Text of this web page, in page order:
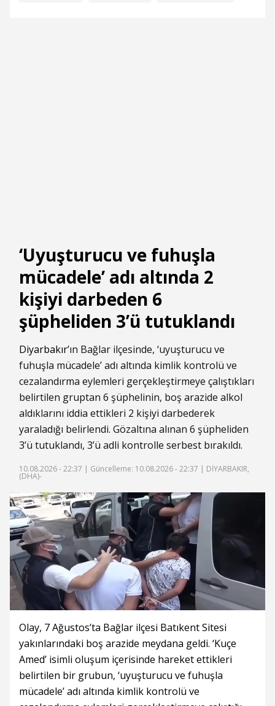
‘Uyuşturucu ve fuhuşla
mücadele’ adı altında 2
kişiyi darbeden 6
şüpheliden 3’ü tutuklandı
Diyarbakır’ın Bağlar ilçesinde, ‘uyuşturucu ve
fuhuşla mücadele’ adı altında kimlik kontrolü ve
cezalandırma eylemleri gerçekleştirmeye çalıştıkları
belirtilen gruptan 6 şüphelinin, boş arazide alkol
aldıklarını iddia ettikleri 2 kişiyi darbederek
yaraladığı belirlendi. Gözaltına alınan 6 şüpheliden
3’ü tutuklandı, 3’ü adli kontrolle serbest bırakıldı.
10.08.2026 - 22:37 | Güncelleme: 10.08.2026 - 22:37 | DİYARBAKIR,
(DHA)-
Olay, 7 Ağustos’ta Bağlar ilçesi Batıkent Sitesi
yakınlarındaki boş arazide meydana geldi. ‘Kuçe
Amed’ isimli oluşum içerisinde hareket ettikleri
belirtilen bir grubun, ‘uyuşturucu ve fuhuşla
mücadele’ adı altında kimlik kontrolü ve